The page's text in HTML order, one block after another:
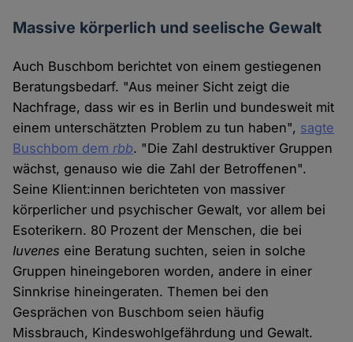
Massive körperlich und seelische Gewalt
Auch Buschbom berichtet von einem gestiegenen
Beratungsbedarf. "Aus meiner Sicht zeigt die
Nachfrage, dass wir es in Berlin und bundesweit mit
einem unterschätzten Problem zu tun haben", sagte
Buschbom demrbb. "Die Zahl destruktiver Gruppen
wächst, genauso wie die Zahl der Betroffenen".
Seine Klient:innen berichteten von massiver
körperlicher und psychischer Gewalt, vor allem bei
Esoterikern. 80 Prozent der Menschen, die bei
Iuvenes eine Beratung suchten, seien in solche
Gruppen hineingeboren worden, andere in einer
Sinnkrise hineingeraten. Themen bei den
Gesprächen von Buschbom seien häufig
Missbrauch, Kindeswohlgefährdung und Gewalt.